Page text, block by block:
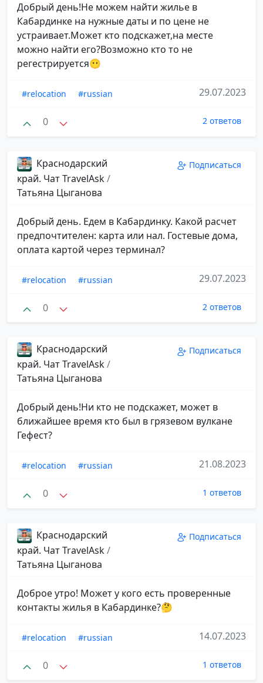
Добрый день!Не можем найти жилье в
Кабардинке на нужные даты и по цене не
устраивает.Может кто подскажет,на месте
можно найти его?Возможно кто то не
регестрируется😶
#relocation #russian 29.07.2023
0 2 ответов
Краснодарский
край. Чат TravelAsk/
Татьяна Цыганова
Подписаться
Добрый день. Едем в Кабардинку. Какой расчет
предпочтителен: карта или нал. Гостевые дома,
оплата картой через терминал?
#relocation #russian 29.07.2023
0 2 ответов
Краснодарский
край. Чат TravelAsk/
Татьяна Цыганова
Подписаться
Добрый день!Ни кто не подскажет, может в
ближайшее время кто был в грязевом вулкане
Гефест?
#relocation #russian 21.08.2023
0 1 ответов
Краснодарский
край. Чат TravelAsk/
Татьяна Цыганова
Подписаться
Доброе утро! Может у кого есть проверенные
контакты жилья в Кабардинке?🤔
#relocation #russian 14.07.2023
0 1 ответов